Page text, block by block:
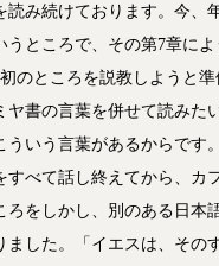
読み続けております。今、
うところで、その第7章によ
のところを説教しようと
ヤ書の言葉を併せて読みた
ういう言葉があるからです
すべて話し終えてから、カ
ろをしかし、別のある日本
ました。「イエスは、その